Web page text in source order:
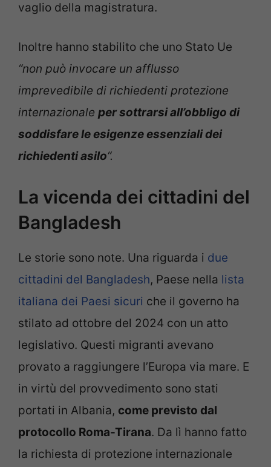
vaglio della magistratura.
Inoltre hanno stabilito che uno Stato Ue
“non può invocare un afflusso
imprevedibile di richiedenti protezione
internazionale per sottrarsi all’obbligo di
soddisfare le esigenze essenziali dei
richiedenti asilo“.
La vicenda dei cittadini del
Bangladesh
Le storie sono note. Una riguarda i due
cittadini del Bangladesh, Paese nella lista
italiana dei Paesi sicuri che il governo ha
stilato ad ottobre del 2024 con un atto
legislativo. Questi migranti avevano
provato a raggiungere l’Europa via mare. E
in virtù del provvedimento sono stati
portati in Albania, come previsto dal
protocollo Roma-Tirana. Da lì hanno fatto
la richiesta di protezione internazionale